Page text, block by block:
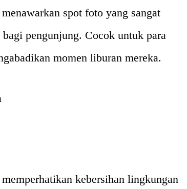
spot foto yang sangat
pengunjung. Cocok untuk para
momen liburan mereka.
kebersihan lingkungan